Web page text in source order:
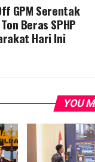
GPM Serentak
Beras SPHP
Hari Ini
YOU